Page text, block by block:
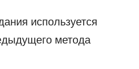
используется
метода